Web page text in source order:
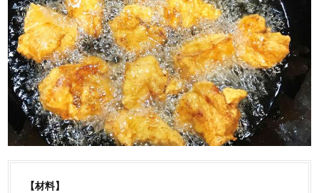
【材料】